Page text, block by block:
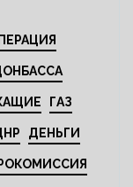
ГАЗ
ДЕНЬГИ